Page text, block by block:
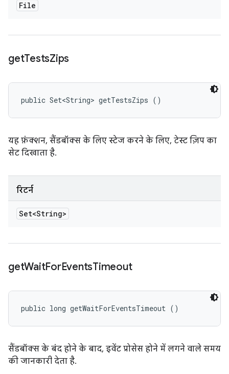
File
getTestsZips
public Set<String> getTestsZips ()
यह फ़ंक्शन, सैंडबॉक्स के लिए स्टेज करने के लिए, टेस्ट ज़िप का
सेट दिखाता है.
रिटर्न
Set<String>
getWaitForEventsTimeout
public long getWaitForEventsTimeout ()
सैंडबॉक्स के बंद होने के बाद, इवेंट प्रोसेस होने में लगने वाले समय
की जानकारी देता है.